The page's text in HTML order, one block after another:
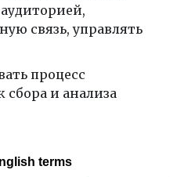
связь, управлять
процесс
и анализа
terms